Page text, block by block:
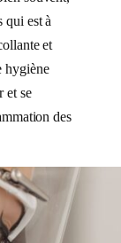
qui est à
et
hygiène
et se
des